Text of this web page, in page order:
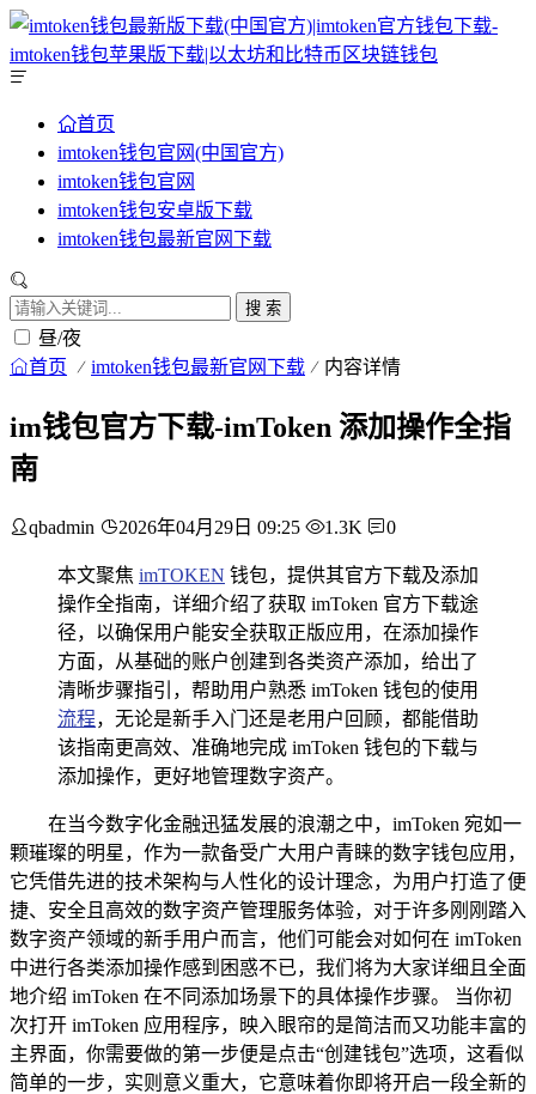
首页
imtoken钱包官网(中国官方)
imtoken钱包官网
imtoken钱包安卓版下载
imtoken钱包最新官网下载
搜 索
昼/夜
首页 imtoken钱包最新官网下载 内容详情
im钱包官方下载-imToken 添加操作全指
南
qbadmin 2026年04月29日 09:25 1.3K 0
本文聚焦 imTOKEN 钱包，提供其官方下载及添加
操作全指南，详细介绍了获取 imToken 官方下载途
径，以确保用户能安全获取正版应用，在添加操作
方面，从基础的账户创建到各类资产添加，给出了
清晰步骤指引，帮助用户熟悉 imToken 钱包的使用
流程，无论是新手入门还是老用户回顾，都能借助
该指南更高效、准确地完成 imToken 钱包的下载与
添加操作，更好地管理数字资产。
在当今数字化金融迅猛发展的浪潮之中，imToken 宛如一
颗璀璨的明星，作为一款备受广大用户青睐的数字钱包应用，
它凭借先进的技术架构与人性化的设计理念，为用户打造了便
捷、安全且高效的数字资产管理服务体验，对于许多刚刚踏入
数字资产领域的新手用户而言，他们可能会对如何在 imToken
中进行各类添加操作感到困惑不已，我们将为大家详细且全面
地介绍 imToken 在不同添加场景下的具体操作步骤。 当你初
次打开 imToken 应用程序，映入眼帘的是简洁而又功能丰富的
主界面，你需要做的第一步便是点击“创建钱包”选项，这看似
简单的一步，实则意义重大，它意味着你即将开启一段全新的